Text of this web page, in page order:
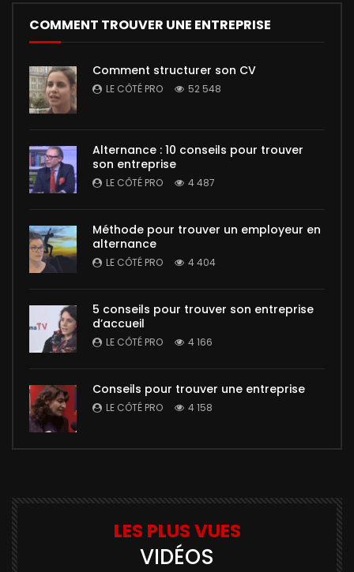
COMMENT TROUVER UNE ENTREPRISE
Comment structurer son CV
LE CÔTÉ PRO 52 548
Alternance : 10 conseils pour trouver
son entreprise
LE CÔTÉ PRO 4 487
Méthode pour trouver un employeur en
alternance
LE CÔTÉ PRO 4 404
5 conseils pour trouver son entreprise
d’accueil
LE CÔTÉ PRO 4 166
Conseils pour trouver une entreprise
LE CÔTÉ PRO 4 158
LES PLUS VUES
VIDÉOS